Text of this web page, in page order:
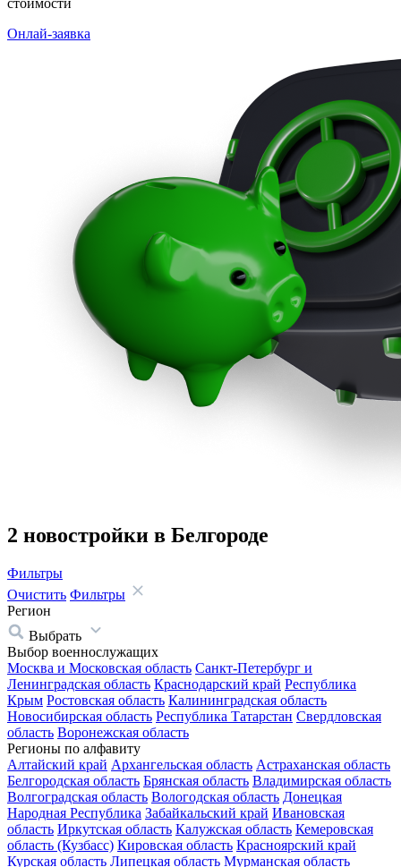
стоимости
Онлай-заявка
2 новостройки в Белгороде
Фильтры
Очистить Фильтры
Регион
Выбрать
Выбор военнослужащих
Москва и Московская область Санкт-Петербург и
Ленинградская область Краснодарский край Республика
Крым Ростовская область Калининградская область
Новосибирская область Республика Татарстан Свердловская
область Воронежская область
Регионы по алфавиту
Алтайский край Архангельская область Астраханская область
Белгородская область Брянская область Владимирская область
Волгоградская область Вологодская область Донецкая
Народная Республика Забайкальский край Ивановская
область Иркутская область Калужская область Кемеровская
область (Кузбасс) Кировская область Красноярский край
Курская область Липецкая область Мурманская область